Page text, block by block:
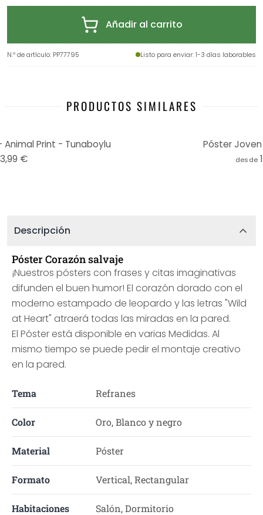
Añadir al carrito
N.º de artículo: PP77795 Listo para enviar: 1-3 días laborables
PRODUCTOS SIMILARES
Print - Tunaboylu
€
Póster
desde
Descripción
Póster Corazón salvaje
¡Nuestros pósters con frases y citas imaginativas
difunden el buen humor! El corazón dorado con el
moderno estampado de leopardo y las letras "Wild
at Heart" atraerá todas las miradas en la pared.
El Póster está disponible en varias Medidas. Al
mismo tiempo se puede pedir el montaje creativo
en la pared.
Tema Refranes
Color Oro, Blanco y negro
Material Póster
Formato Vertical, Rectangular
Habitaciones Salón, Dormitorio